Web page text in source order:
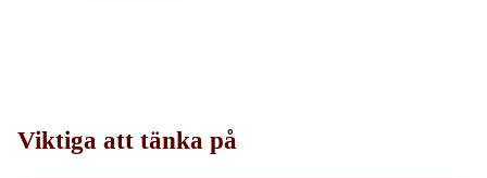
Viktiga att tänka på